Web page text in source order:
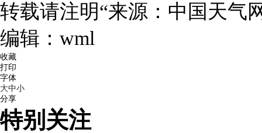
转载请注明“来源：中国天气
编辑：wml
收藏
打印
字体
大中小
分享
特别关注